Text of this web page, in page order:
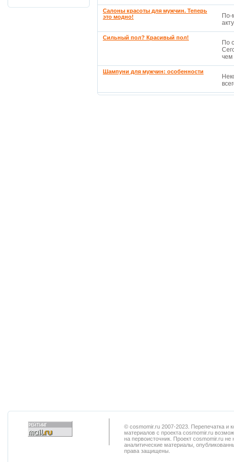
Салоны красоты для мужчин. Теперь
это модно!
По-
Сильный пол? Красивый пол!
По
чем
Шампуни для мужчин: особенности
© cosmomir.ru 2007-2023. Перепечатка и
материалов с проекта cosmomir.ru
на первоисточник. Проект cosmomir.ru не
аналитические материалы,
права защищены.